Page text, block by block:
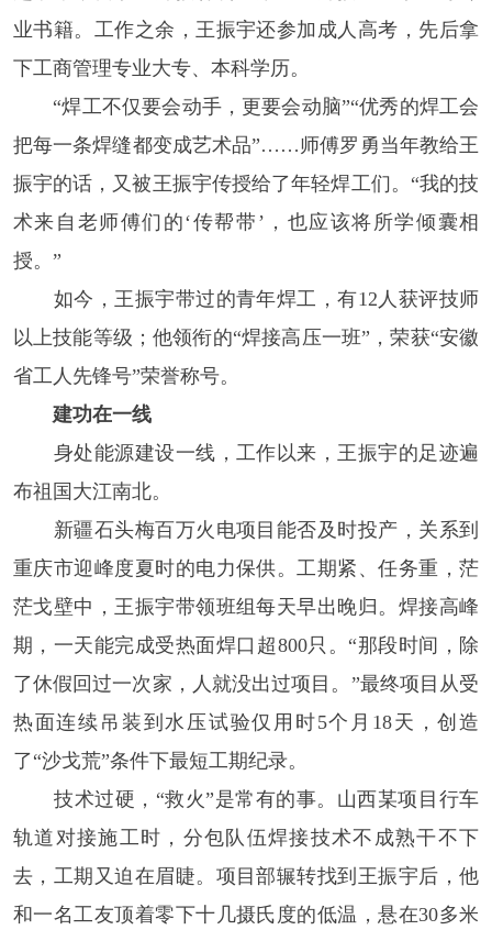
业书籍。工作之余，王振宇还参加成人高考，先后拿
下工商管理专业大专、本科学历。
“焊工不仅要会动手，更要会动脑”“优秀的焊工会
把每一条焊缝都变成艺术品”……师傅罗勇当年教给王
振宇的话，又被王振宇传授给了年轻焊工们。“我的技
术来自老师傅们的‘传帮带’，也应该将所学倾囊相
授。”
如今，王振宇带过的青年焊工，有12人获评技师
以上技能等级；他领衔的“焊接高压一班”，荣获“安徽
省工人先锋号”荣誉称号。
建功在一线
身处能源建设一线，工作以来，王振宇的足迹遍
布祖国大江南北。
新疆石头梅百万火电项目能否及时投产，关系到
重庆市迎峰度夏时的电力保供。工期紧、任务重，茫
茫戈壁中，王振宇带领班组每天早出晚归。焊接高峰
期，一天能完成受热面焊口超800只。“那段时间，除
了休假回过一次家，人就没出过项目。”最终项目从受
热面连续吊装到水压试验仅用时5个月18天，创造
了“沙戈荒”条件下最短工期纪录。
技术过硬，“救火”是常有的事。山西某项目行车
轨道对接施工时，分包队伍焊接技术不成熟干不下
去，工期又迫在眉睫。项目部辗转找到王振宇后，他
和一名工友顶着零下十几摄氏度的低温，悬在30多米